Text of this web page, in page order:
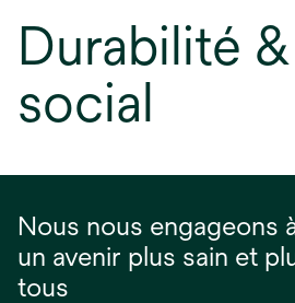
Durabilité
social
Nous nous engageons
un avenir plus sain et
tous